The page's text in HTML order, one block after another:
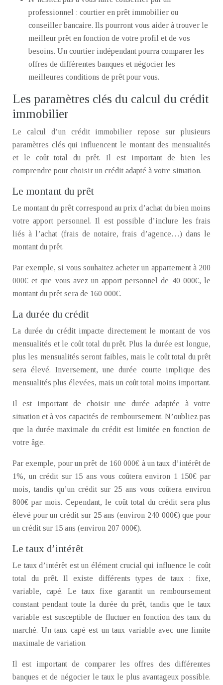
professionnel : courtier en prêt immobilier ou
conseiller bancaire. Ils pourront vous aider à trouver le
meilleur prêt en fonction de votre profil et de vos
besoins. Un courtier indépendant pourra comparer les
offres de différentes banques et négocier les
meilleures conditions de prêt pour vous.
Les paramètres clés du calcul du crédit
immobilier
Le calcul d’un crédit immobilier repose sur plusieurs
paramètres clés qui influencent le montant des mensualités
et le coût total du prêt. Il est important de bien les
comprendre pour choisir un crédit adapté à votre situation.
Le montant du prêt
Le montant du prêt correspond au prix d’achat du bien moins
votre apport personnel. Il est possible d’inclure les frais
liés à l’achat (frais de notaire, frais d’agence…) dans le
montant du prêt.
Par exemple, si vous souhaitez acheter un appartement à 200
000€ et que vous avez un apport personnel de 40 000€, le
montant du prêt sera de 160 000€.
La durée du crédit
La durée du crédit impacte directement le montant de vos
mensualités et le coût total du prêt. Plus la durée est longue,
plus les mensualités seront faibles, mais le coût total du prêt
sera élevé. Inversement, une durée courte implique des
mensualités plus élevées, mais un coût total moins important.
Il est important de choisir une durée adaptée à votre
situation et à vos capacités de remboursement. N’oubliez pas
que la durée maximale du crédit est limitée en fonction de
votre âge.
Par exemple, pour un prêt de 160 000€ à un taux d’intérêt de
1%, un crédit sur 15 ans vous coûtera environ 1 150€ par
mois, tandis qu’un crédit sur 25 ans vous coûtera environ
800€ par mois. Cependant, le coût total du crédit sera plus
élevé pour un crédit sur 25 ans (environ 240 000€) que pour
un crédit sur 15 ans (environ 207 000€).
Le taux d’intérêt
Le taux d’intérêt est un élément crucial qui influence le coût
total du prêt. Il existe différents types de taux : fixe,
variable, capé. Le taux fixe garantit un remboursement
constant pendant toute la durée du prêt, tandis que le taux
variable est susceptible de fluctuer en fonction des taux du
marché. Un taux capé est un taux variable avec une limite
maximale de variation.
Il est important de comparer les offres des différentes
banques et de négocier le taux le plus avantageux possible.